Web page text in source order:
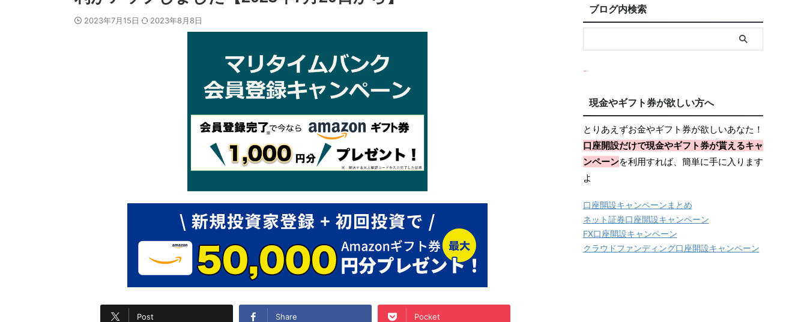
2023年7月15日 2023年8月8日
Post Share Pocket
ブログ内検索
現金やギフト券が欲しい方へ
とりあえずお金やギフト券が欲しいあなた！
口座開設だけで現金やギフト券が貰えるキャ
ンペーンを利用すれば、簡単に手に入ります
よ
口座開設キャンペーンまとめ
ネット証券口座開設キャンペーン
FX口座開設キャンペーン
クラウドファンディング口座開設キャンペーン